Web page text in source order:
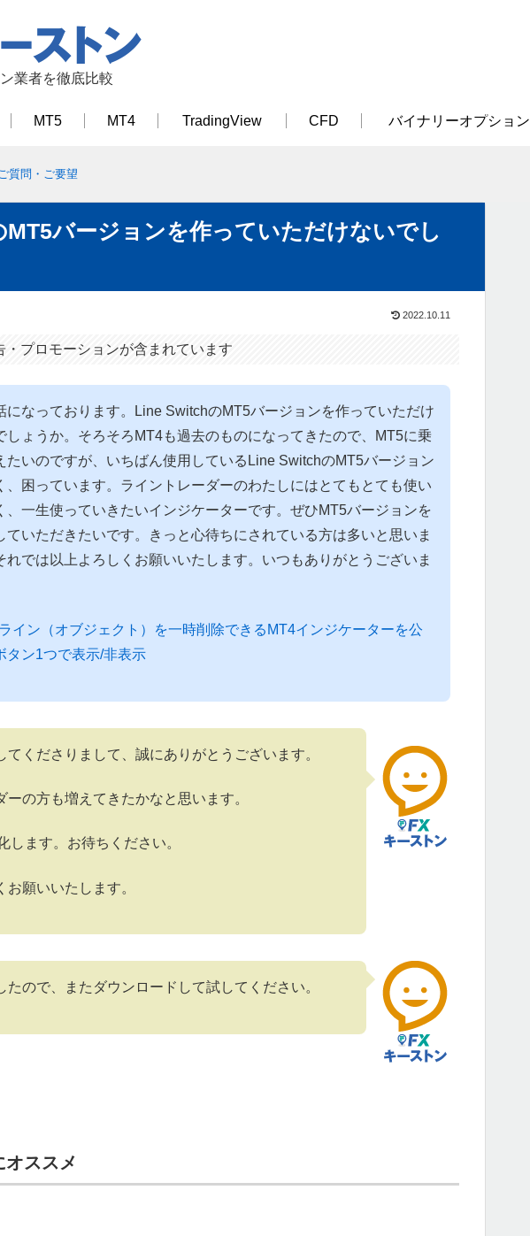
業者を徹底比較
MT5 MT4 TradingView CFD バイナリーオプション
質問・ご要望
バージョンを作っていただけないでし
2022.10.11
・プロモーションが含まれています
になっております。Line SwitchのMT5バージョンを作っていただけ
しょうか。そろそろMT4も過去のものになってきたので、MT5に乗
たいのですが、いちばん使用しているLine SwitchのMT5バージョン
、困っています。ライントレーダーのわたしにはとてもとても使い
、一生使っていきたいインジケーターです。ぜひMT5バージョンを
ていただきたいです。きっと心待ちにされている方は多いと思いま
れでは以上よろしくお願いいたします。いつもありがとうございま
ライン（オブジェクト）を一時削除できるMT4インジケーターを公
タン1つで表示/非表示
てくださりまして、誠にありがとうございます。
ーの方も増えてきたかなと思います。
します。お待ちください。
願いいたします。
たので、またダウンロードして試してください。
ススメ